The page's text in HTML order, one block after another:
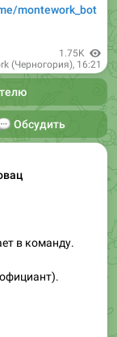
montework_bot
1.75K
(Черногория), 16:21
Обсудить
в команду.